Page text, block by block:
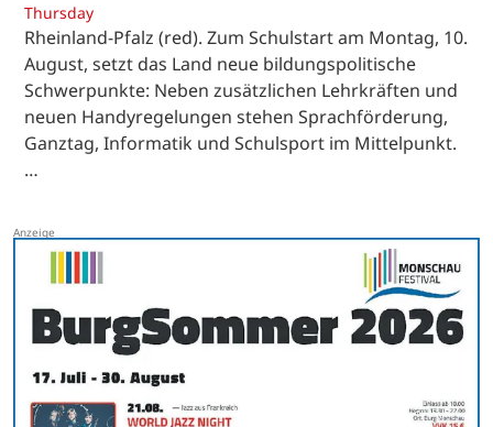
Thursday
Rheinland-Pfalz (red). Zum Schulstart am Montag, 10.
August, setzt das Land neue bildungspolitische
Schwerpunkte: Neben zusätzlichen Lehrkräften und
neuen Handyregelungen stehen Sprachförderung,
Ganztag, Informatik und Schulsport im Mittelpunkt.
…